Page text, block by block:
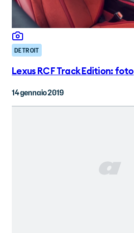
DETROIT
Lexus RC F Track Edition: foto
14 gennaio 2019